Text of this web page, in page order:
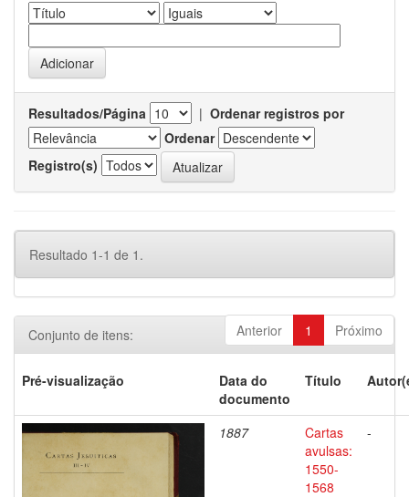
Resultados/Página | Ordenar registros por
Ordenar
Registro(s)
Resultado 1-1 de 1.
Anterior 1 Próximo
Conjunto de itens:
Pré-visualização
Data do
documento
Título
1887
Cartas
avulsas:
1550-
1568
-